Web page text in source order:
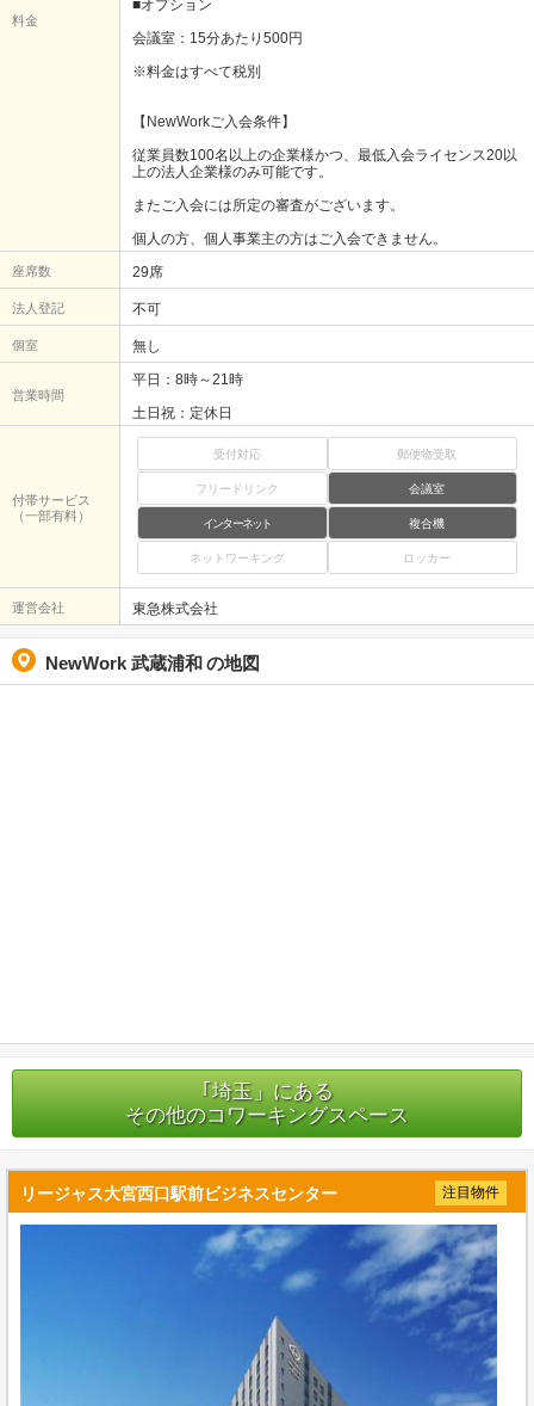
料金
■オプション
会議室：15分あたり500円
※料金はすべて税別
【NewWorkご入会条件】
従業員数100名以上の企業様かつ、最低入会ライセンス20以
上の法人企業様のみ可能です。
またご入会には所定の審査がございます。
個人の方、個人事業主の方はご入会できません。
座席数 29席
法人登記 不可
個室 無し
営業時間
平日：8時～21時
土日祝：定休日
付帯サービス
（一部有料）
受付対応 郵便物受取
フリードリンク 会議室
インターネット 複合機
ネットワーキング ロッカー
運営会社 東急株式会社
NewWork 武蔵浦和の地図
｢埼玉」にある
その他のコワーキングスペース
リージャス大宮西口駅前ビジネスセンター 注目物件